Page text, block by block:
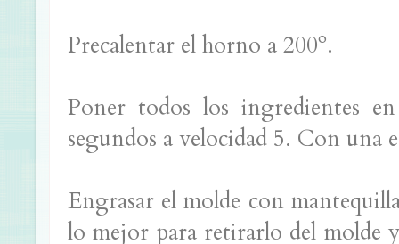
Precalentar el horno a 200º.
Poner todos los ingredientes
segundos a velocidad 5. Con una
Engrasar el molde con
lo mejor para retirarlo del molde